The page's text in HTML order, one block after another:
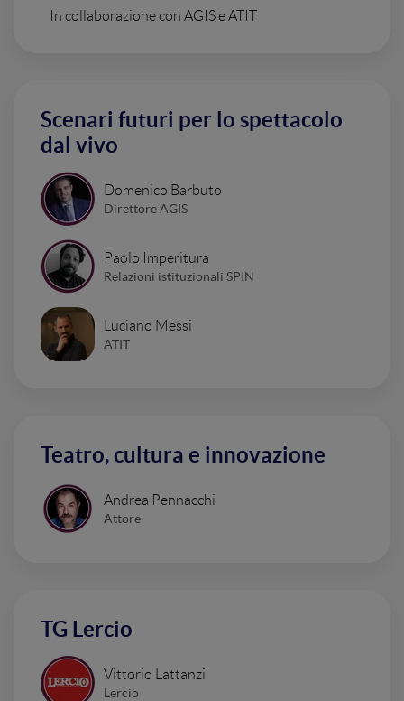
In collaborazione con AGIS e ATIT
Scenari futuri per lo spettacolo
dal vivo
Domenico Barbuto
Direttore AGIS
Paolo Imperitura
Relazioni istituzionali SPIN
Luciano Messi
ATIT
Teatro, cultura e innovazione
Andrea Pennacchi
Attore
TG Lercio
Vittorio Lattanzi
Lercio